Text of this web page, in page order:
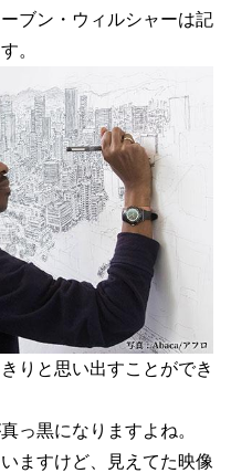
ブン・ウィルシャーは記
。
りと思い出すことができ
っ黒になりますよね。
ますけど、見えてた映像